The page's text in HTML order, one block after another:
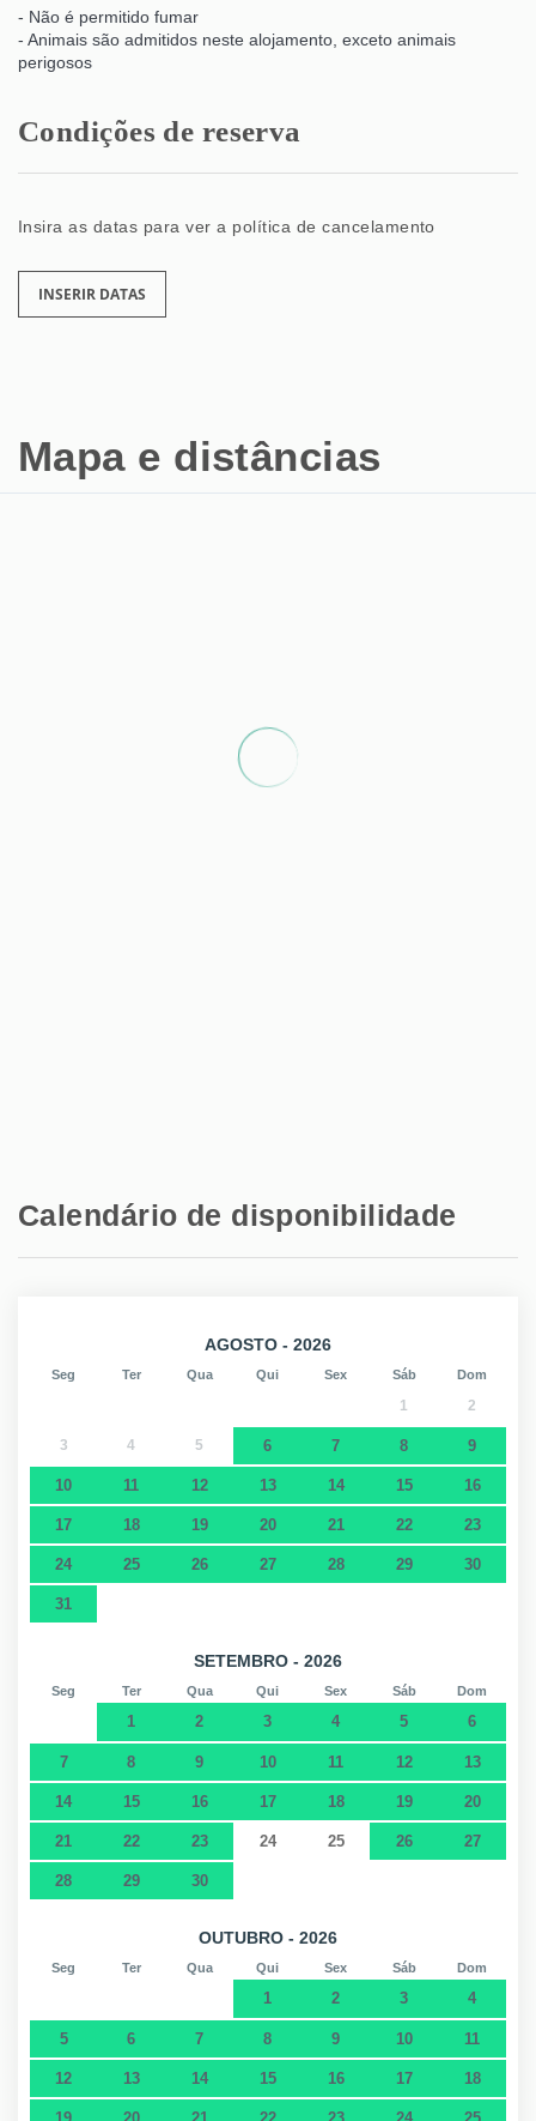
- Não é permitido fumar
- Animais são admitidos neste alojamento, exceto animais
perigosos
Condições de reserva
Insira as datas para ver a política de cancelamento
INSERIR DATAS
Mapa e distâncias
Calendário de disponibilidade
AGOSTO - 2026
Seg Ter Qua Qui Sex Sáb Dom
1 2
3 4 5 6 7 8 9
10 11 12 13 14 15 16
17 18 19 20 21 22 23
24 25 26 27 28 29 30
31
SETEMBRO - 2026
Seg Ter Qua Qui Sex Sáb Dom
1 2 3 4 5 6
7 8 9 10 11 12 13
14 15 16 17 18 19 20
21 22 23 24 25 26 27
28 29 30
OUTUBRO - 2026
Seg Ter Qua Qui Sex Sáb Dom
1 2 3 4
5 6 7 8 9 10 11
12 13 14 15 16 17 18
19 20 21 22 23 24 25